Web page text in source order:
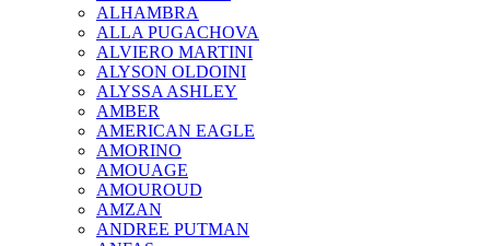
ALHAMBRA
ALLA PUGACHOVA
ALVIERO MARTINI
ALYSON OLDOINI
ALYSSA ASHLEY
AMBER
AMERICAN EAGLE
AMORINO
AMOUAGE
AMOUROUD
AMZAN
ANDREE PUTMAN